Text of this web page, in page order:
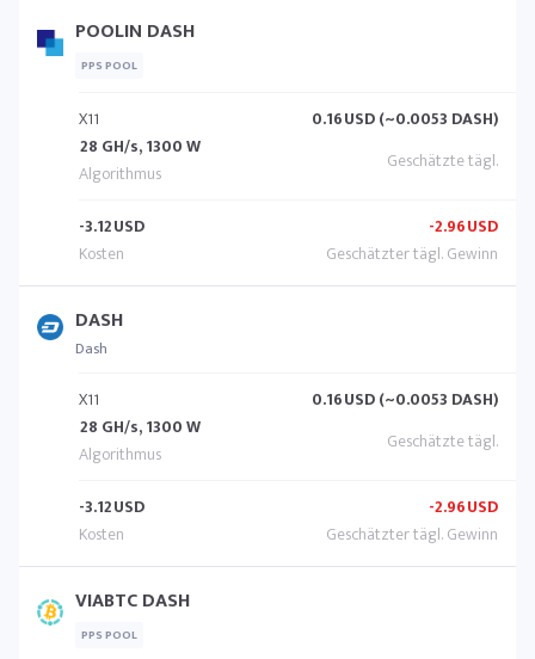
POOLIN DASH
PPS POOL
X11
28 GH/s, 1300 W
0.16USD (~0.0053 DASH)
-3.12USD -2.96USD
DASH
Dash
X11
28 GH/s, 1300 W
0.16USD (~0.0053 DASH)
-3.12USD -2.96USD
VIABTC DASH
PPS POOL